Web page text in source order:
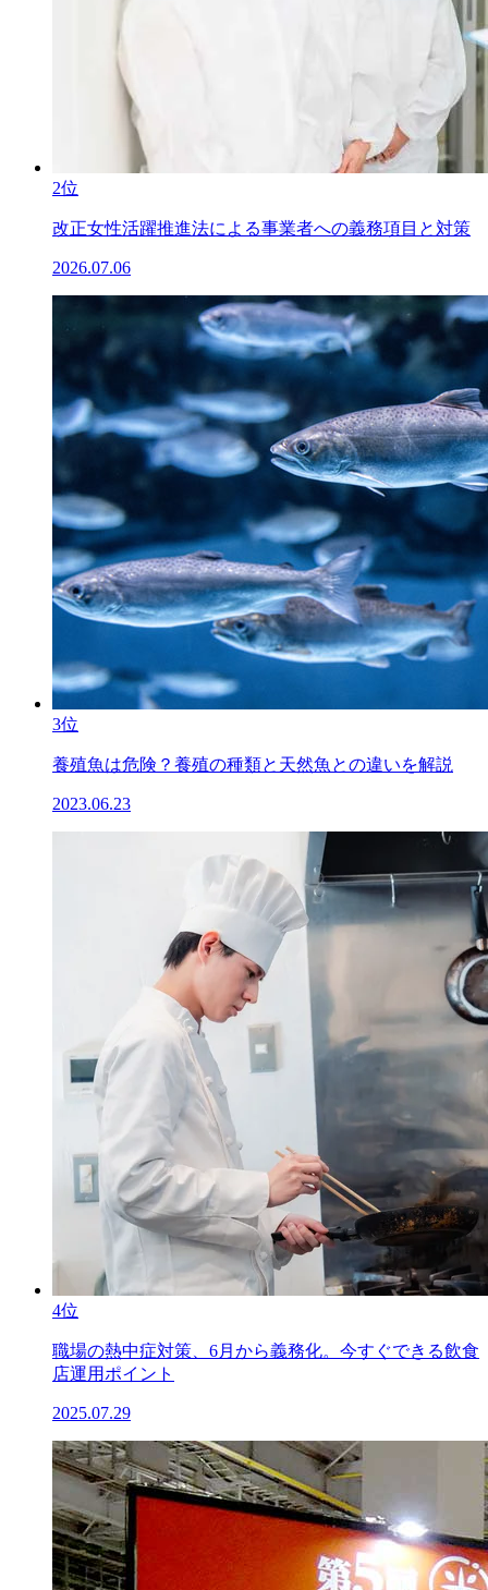
2位
改正女性活躍推進法による事業者への義務項目と対策
2026.07.06
3位
養殖魚は危険？養殖の種類と天然魚との違いを解説
2023.06.23
4位
職場の熱中症対策、6月から義務化。今すぐできる飲食
店運用ポイント
2025.07.29